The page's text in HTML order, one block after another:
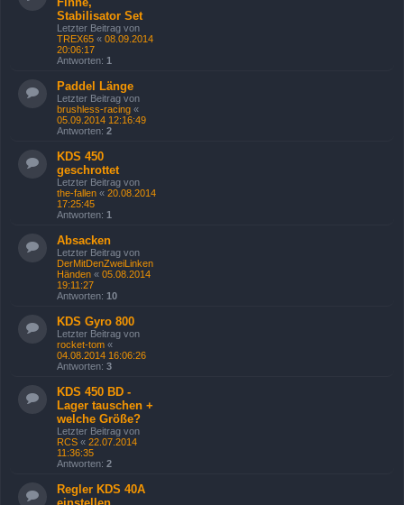
Stabilisator Set
Letzter Beitrag von
TREX65 « 08.09.2014
20:06:17
Antworten: 1
Paddel Länge
Letzter Beitrag von
brushless-racing «
05.09.2014 12:16:49
Antworten: 2
KDS 450
geschrottet
Letzter Beitrag von
the-fallen « 20.08.2014
17:25:45
Antworten: 1
Absacken
Letzter Beitrag von
DerMitDenZweiLinken
Händen « 05.08.2014
19:11:27
Antworten: 10
KDS Gyro 800
Letzter Beitrag von
rocket-tom «
04.08.2014 16:06:26
Antworten: 3
KDS 450 BD -
Lager tauschen +
welche Größe?
Letzter Beitrag von
RCS « 22.07.2014
11:36:35
Antworten: 2
Regler KDS 40A